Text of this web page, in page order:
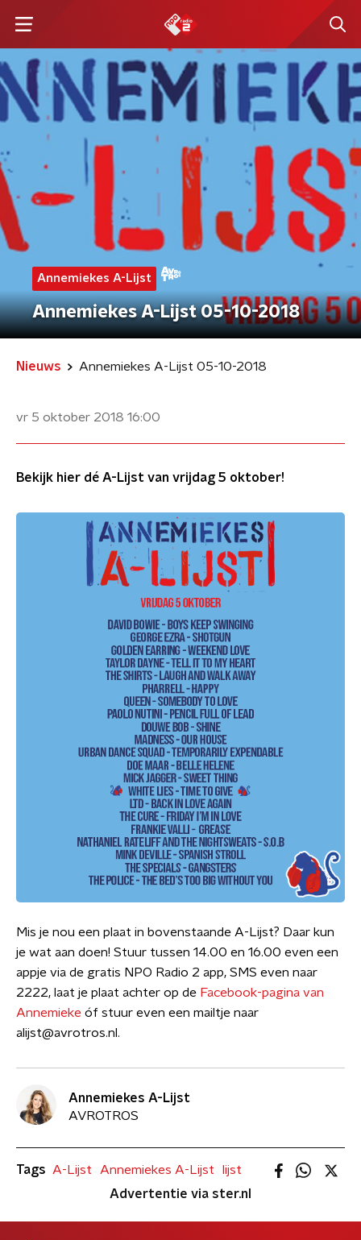
Annemiekes A-Lijst
Annemiekes A-Lijst 05-10-2018
Nieuws Annemiekes A-Lijst 05-10-2018
vr 5 oktober 2018 16:00
Bekijk hier dé A-Lijst van vrijdag 5 oktober!
Mis je nou een plaat in bovenstaande A-Lijst? Daar kun
je wat aan doen! Stuur tussen 14.00 en 16.00 even een
appje via de gratis NPO Radio 2 app, SMS even naar
2222, laat je plaat achter op de Facebook-pagina van
Annemieke óf stuur even een mailtje naar
alijst@avrotros.nl.
Annemiekes A-Lijst
AVROTROS
Tags A-Lijst Annemiekes A-Lijst
lijst
Advertentie via ster.nl